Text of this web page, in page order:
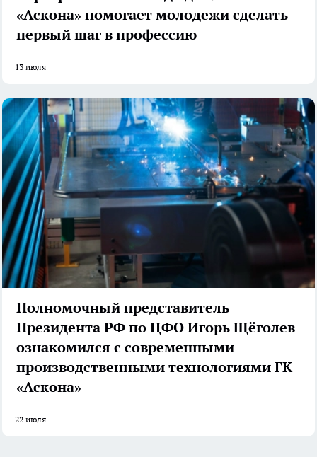
«Аскона» помогает молодежи сделать
первый шаг в профессию
13 июля
Полномочный представитель
Президента РФ по ЦФО Игорь Щёголев
ознакомился с современными
производственными технологиями ГК
«Аскона»
22 июля